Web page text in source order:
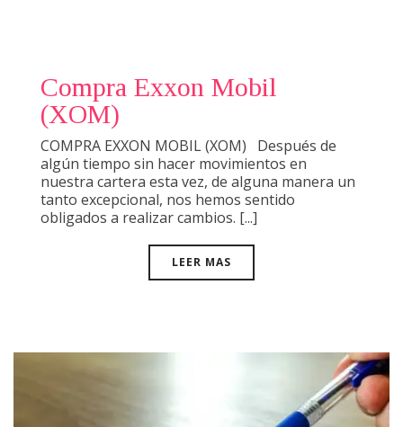
Compra Exxon Mobil
(XOM)
COMPRA EXXON MOBIL (XOM) Después de
algún tiempo sin hacer movimientos en
nuestra cartera esta vez, de alguna manera un
tanto excepcional, nos hemos sentido
obligados a realizar cambios. [...]
LEER MAS